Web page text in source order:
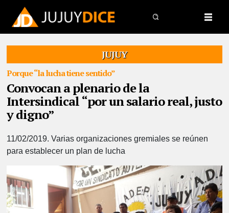
JUJUY
Porque “la lucha tiene sentido”
Convocan a plenario de la
Intersindical “por un salario real, justo
y digno”
11/02/2019. Varias organizaciones gremiales se reúnen
para establecer un plan de lucha